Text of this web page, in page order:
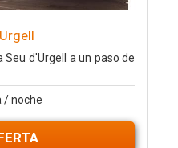
d'Urgell a un paso de
/ noche